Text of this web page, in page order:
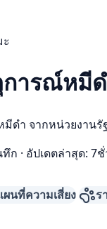
การณ์หมี
ดำ จากหน่วยงานรั
ทึก · อัปเดตล่าสุด: 7
ผนที่ความเสี่ยง ร